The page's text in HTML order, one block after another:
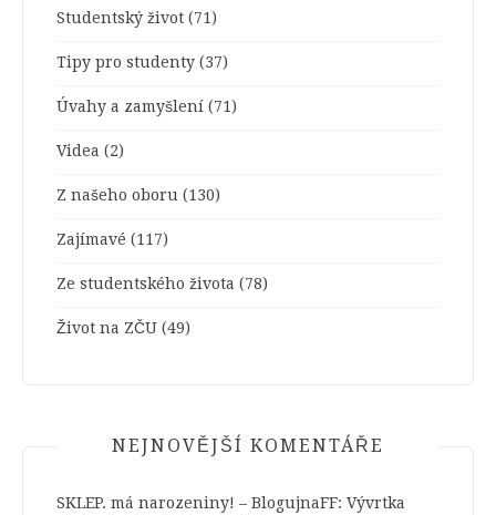
Studentský život (71)
Tipy pro studenty (37)
Úvahy a zamyšlení (71)
Videa (2)
Z našeho oboru (130)
Zajímavé (117)
Ze studentského života (78)
Život na ZČU (49)
NEJNOVĚJŠÍ KOMENTÁŘE
SKLEP. má narozeniny! – BlogujnaFF: Vývrtka